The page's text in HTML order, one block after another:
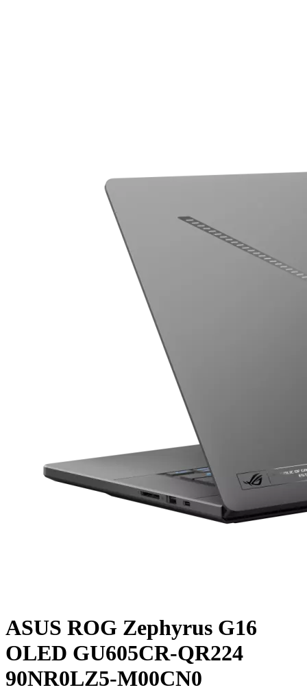
ASUS ROG Zephyrus G16
OLED GU605CR-QR224
90NR0LZ5-M00CN0